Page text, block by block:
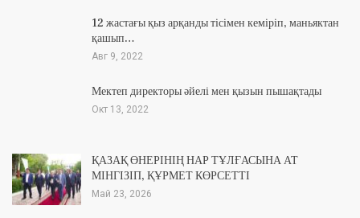
12 жастағы қыз арқанды тісімен кеміріп, маньяктан
қашып…
Авг 9, 2022
Мектеп директоры әйелі мен қызын пышақтады
Окт 13, 2022
ҚАЗАҚ ӨНЕРІНІҢ НАР ТҰЛҒАСЫНА АТ
МІНГІЗІП, ҚҰРМЕТ КӨРСЕТТІ
Май 23, 2026